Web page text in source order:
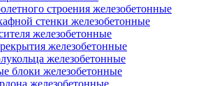
строения железобетонные
стенки железобетонные
железобетонные
железобетонные
железобетонные
блоки железобетонные
железобетонные